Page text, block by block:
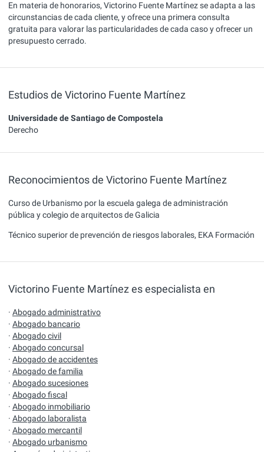
En materia de honorarios, Victorino Fuente Martínez se adapta a las
circunstancias de cada cliente, y ofrece una primera consulta
gratuita para valorar las particularidades de cada caso y ofrecer un
presupuesto cerrado.
Estudios de Victorino Fuente Martínez
Universidade de Santiago de Compostela
Derecho
Reconocimientos de Victorino Fuente Martínez
Curso de Urbanismo por la escuela galega de administración
pública y colegio de arquitectos de Galicia
Técnico superior de prevención de riesgos laborales, EKA Formación
Victorino Fuente Martínez es especialista en
· Abogado administrativo
· Abogado bancario
· Abogado civil
· Abogado concursal
· Abogado de accidentes
· Abogado de familia
· Abogado sucesiones
· Abogado fiscal
· Abogado inmobiliario
· Abogado laboralista
· Abogado mercantil
· Abogado urbanismo